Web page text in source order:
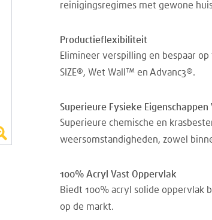
reinigingsregimes met gewone
Productieflexibiliteit
Elimineer verspilling en bespaar op
SIZE®, Wet Wall™ en Advanc3®.
Superieure Fysieke
Superieure chemische en
weersomstandigheden, zowel
100% Acryl Vast Oppervlak
Biedt 100% acryl solide oppervlak
op de markt.